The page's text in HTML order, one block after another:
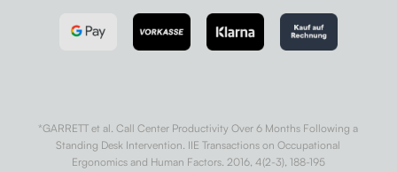
*GARRETT et al. Call Center Productivity Over 6 Months Following a
Standing Desk Intervention. IIE Transactions on Occupational
Ergonomics and Human Factors. 2016, 4(2-3), 188-195